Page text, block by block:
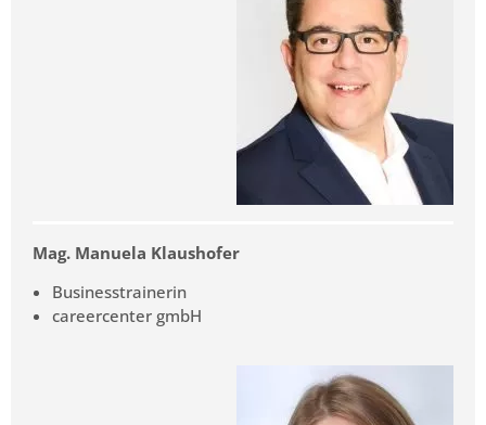
Mag. Manuela Klaushofer
Businesstrainerin
careercenter gmbH